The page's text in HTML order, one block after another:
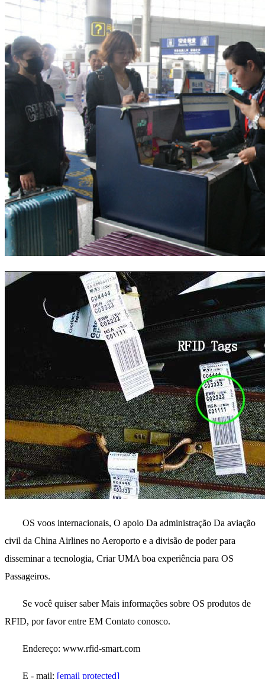
OS voos internacionais, O apoio Da administração Da aviação
civil da China Airlines no Aeroporto e a divisão de poder para
disseminar a tecnologia, Criar UMA boa experiência para OS
Passageiros.
Se você quiser saber Mais informações sobre OS produtos de
RFID, por favor entre EM Contato conosco.
Endereço: www.rfid-smart.com
E - mail: [email protected]